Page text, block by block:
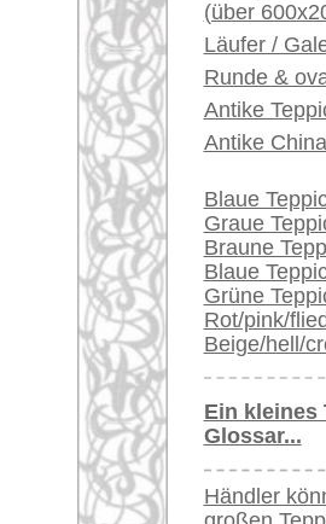
Häufige Fragen (FAQ)
AGB
Bestellvorgang
Lieferung und Zahlung
Widerrufsrecht
Datenschutz